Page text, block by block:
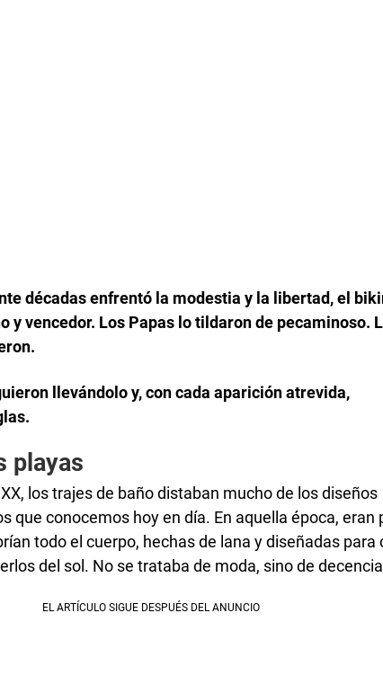
décadas enfrentó la modestia y la libertad, el
y vencedor. Los Papas lo tildaron de pecaminoso.
llevándolo y, con cada aparición atrevida,
playas
los trajes de baño distaban mucho de los diseños
que conocemos hoy en día. En aquella época, eran
todo el cuerpo, hechas de lana y diseñadas para
del sol. No se trataba de moda, sino de